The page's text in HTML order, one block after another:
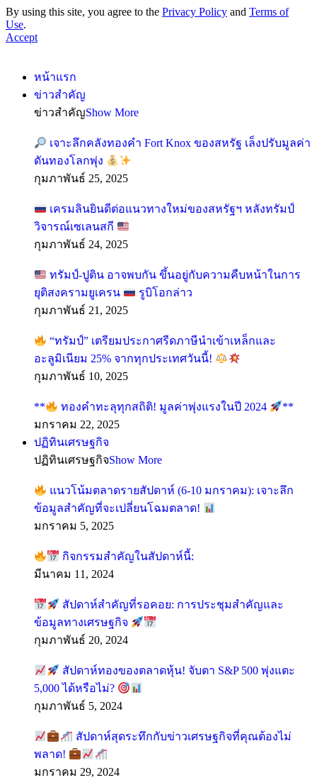
By using this site, you agree to the Privacy Policy and Terms of
Use.
Accept
หน้าแรก
ข่าวสำคัญ
ข่าวสำคัญShow More
เจาะลึกคลังทองคำ Fort Knox ของสหรัฐ เล็งปรับมูลค่า
ดันทองโลกพุ่ง
กุมภาพันธ์ 25, 2025
เครมลินยินดีต่อแนวทางใหม่ของสหรัฐฯ หลังทรัมป์
วิจารณ์เซเลนสกี
กุมภาพันธ์ 24, 2025
ทรัมป์-ปูติน อาจพบกัน ขึ้นอยู่กับความคืบหน้าในการ
ยุติสงครามยูเครน
รูบิโอกล่าว
กุมภาพันธ์ 21, 2025
“ทรัมป์” เตรียมประกาศรีดภาษีนำเข้าเหล็กและ
อะลูมิเนียม 25% จากทุกประเทศวันนี้!
กุมภาพันธ์ 10, 2025
** ทองคำทะลุทุกสถิติ! มูลค่าพุ่งแรงในปี 2024
**
มกราคม 22, 2025
ปฏิทินเศรษฐกิจ
ปฏิทินเศรษฐกิจShow More
แนวโน้มตลาดรายสัปดาห์ (6-10 มกราคม): เจาะลึก
ข้อมูลสำคัญที่จะเปลี่ยนโฉมตลาด!
มกราคม 5, 2025
กิจกรรมสำคัญในสัปดาห์นี้:
มีนาคม 11, 2024
สัปดาห์สำคัญที่รอคอย: การประชุมสำคัญและ
ข้อมูลทางเศรษฐกิจ
กุมภาพันธ์ 20, 2024
สัปดาห์ทองของตลาดหุ้น! จับตา S&P 500 พุ่งแตะ
5,000 ได้หรือไม่?
กุมภาพันธ์ 5, 2024
สัปดาห์สุดระทึกกับข่าวเศรษฐกิจที่คุณต้องไม่
พลาด!
มกราคม 29, 2024